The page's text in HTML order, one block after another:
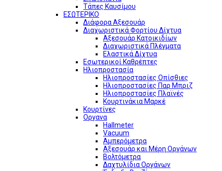
Τάπες Καυσίμου
ΕΣΩΤΕΡΙΚΟ
Διάφορα Αξεσουάρ
Διαχωριστικά Φορτίου Δίχτυα
Αξεσουάρ Κατοικιδίων
Διαχωριστικά Πλέγματα
Ελαστικά Δίχτυα
Εσωτερικοί Καθρέπτες
Ηλιοπροστασία
Ηλιοπροστασίες Οπίσθιες
Ηλιοπροστασίες Παρ Μπριζ
Ηλιοπροστασίες Πλαϊνές
Κουρτινάκια Μαρκέ
Κουρτίνες
Οργανα
Hallmeter
Vacuum
Αμπερόμετρα
Αξεσουάρ και Μέρη Οργάνων
Βολτόμετρα
Δαχτυλίδια Οργάνων